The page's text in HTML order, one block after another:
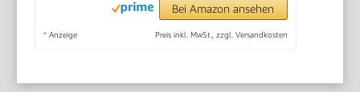
Bei Amazon ansehen
* Anzeige Preis inkl. MwSt., zzgl. Versandkosten